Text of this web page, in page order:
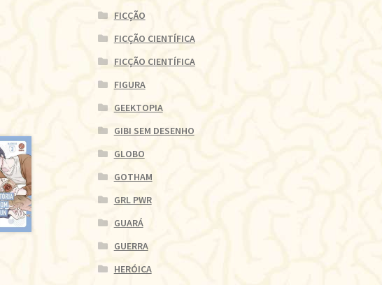
FICÇÃO
FICÇÃO CIENTÍFICA
FICÇÃO CIENTÍFICA
FIGURA
GEEKTOPIA
GIBI SEM DESENHO
GLOBO
GOTHAM
GRL PWR
GUARÁ
GUERRA
HERÓICA